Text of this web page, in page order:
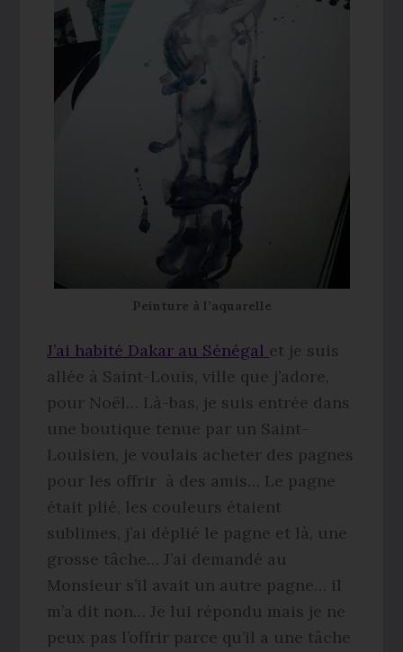
Peinture à l’aquarelle
J’ai habité Dakar au Sénégal et je suis
allée à Saint-Louis, ville que j’adore,
pour Noël… Là-bas, je suis entrée dans
une boutique tenue par un Saint-
Louisien, je voulais acheter des pagnes
pour les offrir à des amis… Le pagne
était plié, les couleurs étaient
sublimes, j’ai déplié le pagne et là, une
grosse tâche… J’ai demandé au
Monsieur s’il avait un autre pagne… il
m’a dit non… Je lui répondu mais je ne
peux pas l’offrir parce qu’il a une tâche